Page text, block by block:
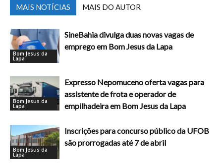
MAIS NOTÍCIAS MAIS DO AUTOR
Bom Jesus da
Lapa
SineBahia divulga duas novas vagas de
emprego em Bom Jesus da Lapa
Bom Jesus da
Lapa
Expresso Nepomuceno oferta vagas para
assistente de frota e operador de
empilhadeira em Bom Jesus da Lapa
Bom Jesus da
Lapa
Inscrições para concurso público da UFOB
são prorrogadas até 7 de abril